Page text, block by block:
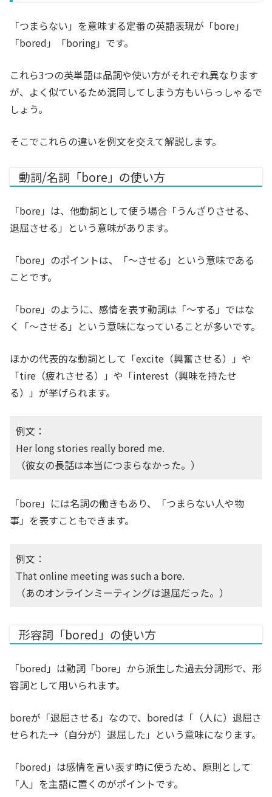
「つまらない」を意味する定番の英語表現が「bore」
「bored」「boring」です。
これら3つの英単語は品詞や使い方がそれぞれ異なります
が、よく似ているため混同してしまう方もいらっしゃるで
しょう。
そこでこれらの違いを例文を交えて解説します。
動詞/名詞「bore」の使い方
「bore」は、他動詞として使う場合「うんざりさせる、
退屈させる」という意味があります。
「bore」のポイントは、「〜させる」という意味である
ことです。
「bore」のように、感情を表す動詞は「〜する」ではな
く「〜させる」という意味になっていることが多いです。
ほかの代表的な動詞として「excite（興奮させる）」や
「tire（疲れさせる）」や「interest（興味を持たせ
る）」が挙げられます。
例文：
Her long stories really bored me.
（彼女の長話は本当につまらなかった。）
「bore」には名詞の働きもあり、「つまらない人や物
事」を表すこともできます。
例文：
That online meeting was such a bore.
（あのオンラインミーティングは退屈だった。）
形容詞「bored」の使い方
「bored」は動詞「bore」から派生した過去分詞形で、形
容詞として用いられます。
boreが「退屈させる」なので、boredは「（人に）退屈さ
せられた→（自分が）退屈した」という意味になります。
「bored」は感情を言い表す時に使うため、原則として
「人」を主語に置くのがポイントです。